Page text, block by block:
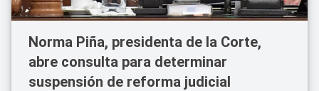
Norma Piña, presidenta de la Corte,
abre consulta para determinar
suspensión de reforma judicial